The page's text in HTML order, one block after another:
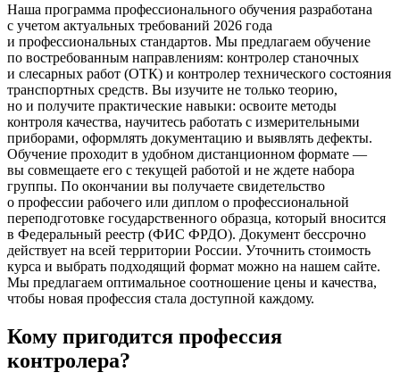
Наша программа профессионального обучения разработана
с учетом актуальных требований 2026 года
и профессиональных стандартов. Мы предлагаем обучение
по востребованным направлениям: контролер станочных
и слесарных работ (ОТК) и контролер технического состояния
транспортных средств. Вы изучите не только теорию,
но и получите практические навыки: освоите методы
контроля качества, научитесь работать с измерительными
приборами, оформлять документацию и выявлять дефекты.
Обучение проходит в удобном дистанционном формате —
вы совмещаете его с текущей работой и не ждете набора
группы. По окончании вы получаете свидетельство
о профессии рабочего или диплом о профессиональной
переподготовке государственного образца, который вносится
в Федеральный реестр (ФИС ФРДО). Документ бессрочно
действует на всей территории России. Уточнить стоимость
курса и выбрать подходящий формат можно на нашем сайте.
Мы предлагаем оптимальное соотношение цены и качества,
чтобы новая профессия стала доступной каждому.
Кому пригодится профессия
контролера?